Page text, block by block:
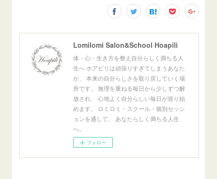
Lomilomi Salon&School Hoapili
体・心・生き方を整え自分らしく満ちる人
生へ ホアピリは頑張りすぎてしまうあなた
が、 本来の自分らしさを取り戻していく場
所です。 無理を重ねる毎日から少しずつ解
放され、 心地よく自分らしい毎日が巡り始
めます。 ロミロミ・スクール・個別セッシ
ョンを通して、 あなたらしく満ちる人生
へ。
フォロー